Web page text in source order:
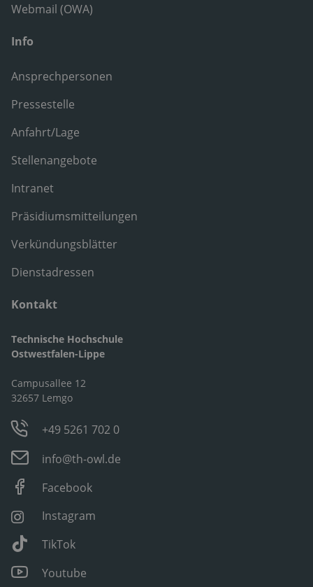
Webmail (OWA)
Info
Ansprechpersonen
Pressestelle
Anfahrt/Lage
Stellenangebote
Intranet
Präsidiumsmitteilungen
Verkündungsblätter
Dienstadressen
Kontakt
Technische Hochschule
Ostwestfalen-Lippe
Campusallee 12
32657 Lemgo
+49 5261 702 0
info@th-owl.de
Facebook
Instagram
TikTok
Youtube